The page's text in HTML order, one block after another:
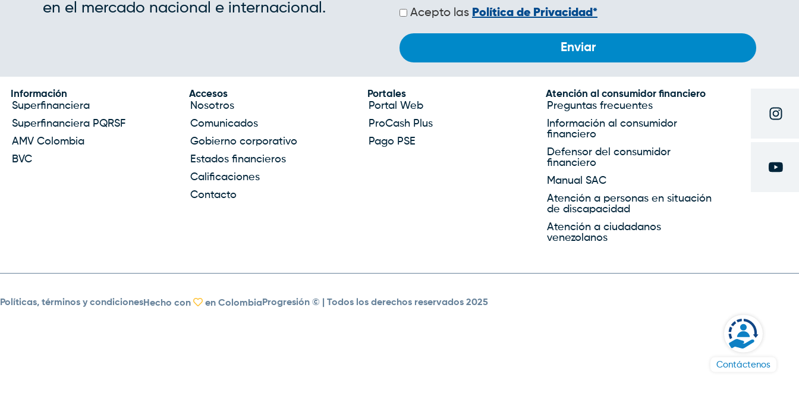
Contáctenos
treatment without
medication erectile
dysfunction pills
walmart kraze xl weight
loss reviews what is the
best medical weight
loss program most
popular weight loss
programs
proven weight loss pills
herbal supplements for
weight loss
pills without diet weight
loss problem
popular weight loss
programs
en el mercado nacional e internacional.
Políticas
de
Acepto las Política de Privacidad*
Información
Superfinanciera
Superfinanciera PQRSF
AMV Colombia
BVC
Accesos
Nosotros
Comunicados
Gobierno corporativo
Estados financieros
Calificaciones
Contacto
Portales
Portal Web
ProCash Plus
Pago PSE
Atención al consumidor financiero
Preguntas frecuentes
Información al consumidor
financiero
Defensor del consumidor
financiero
Manual SAC
Atención a personas en situación
de discapacidad
Atención a ciudadanos
venezolanos
Políticas, términos y condicionesHecho con en Colombia Progresión © | Todos los derechos reservados 2025